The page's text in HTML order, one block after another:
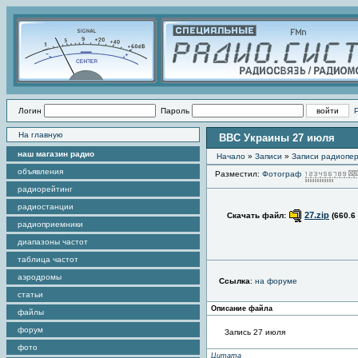
Логин Пароль
На главную
наш магазин радио
объявления
радиорейтинг
радиостанции
радиоприемники
диапазоны частот
таблица частот
аэродромы
статьи
файлы
форум
фото
ВВС Украины 27 июля
Начало » Записи » Записи
Разместил: Фотограф
Скачать файл: 27.zip (660.6
Ссылка: на форуме
Описание файла
Запись 27 июля
Цитата